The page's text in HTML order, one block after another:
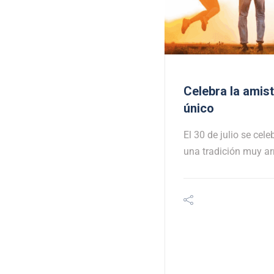
Celebra la
único
El 30 de julio se
una tradición muy